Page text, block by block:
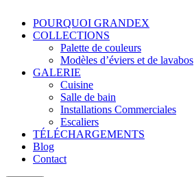
POURQUOI GRANDEX
COLLECTIONS
Palette de couleurs
Modèles d’éviers et de lavabos
GALERIE
Cuisine
Salle de bain
Installations Commerciales
Escaliers
TÉLÉCHARGEMENTS
Blog
Contact